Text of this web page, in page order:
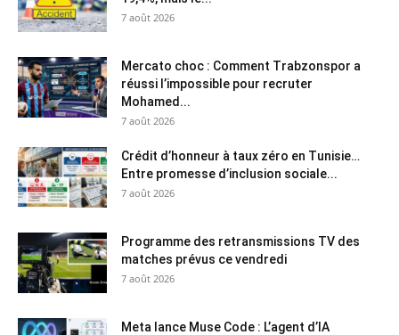
7 août 2026
Mercato choc : Comment Trabzonspor a
réussi l’impossible pour recruter
Mohamed...
7 août 2026
Crédit d’honneur à taux zéro en Tunisie…
Entre promesse d’inclusion sociale...
7 août 2026
Programme des retransmissions TV des
matches prévus ce vendredi
7 août 2026
Meta lance Muse Code : L’agent d’IA